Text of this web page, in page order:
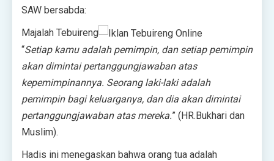
SAW bersabda:
Majalah Tebuireng
“Setiap kamu adalah pemimpin, dan setiap pemimpin
akan dimintai pertanggungjawaban atas
kepemimpinannya. Seorang laki-laki adalah
pemimpin bagi keluarganya, dan dia akan dimintai
pertanggungjawaban atas mereka.” (HR.Bukhari dan
Muslim).
Hadis ini menegaskan bahwa orang tua adalah